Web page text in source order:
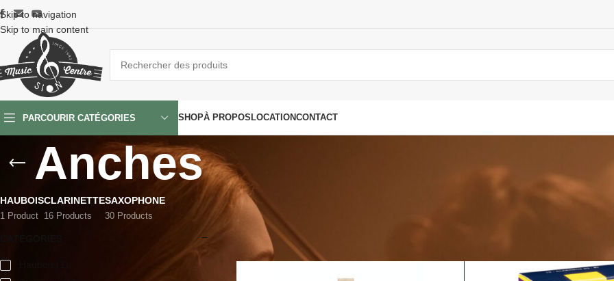
Skip to navigation
Skip to main content
PARCOURIR CATÉGORIES SHOPÀ PROPOS LOCATIONCONTACT
Anches
HAUBOIS
1 Product
CLARINETTE
16 Products
SAXOPHONE
30 Products
/Instruments